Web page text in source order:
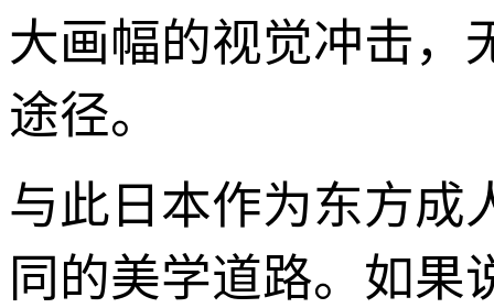
大画幅的视觉冲击，
途径。
与此日本作为东方成
同的美学道路。如果